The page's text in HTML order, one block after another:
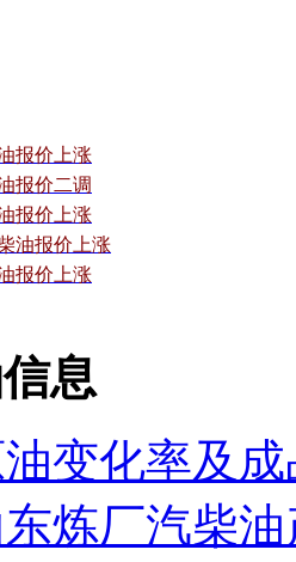
报价上涨
报价二调
报价上涨
油报价上涨
报价上涨
息
变化率及
炼厂汽柴